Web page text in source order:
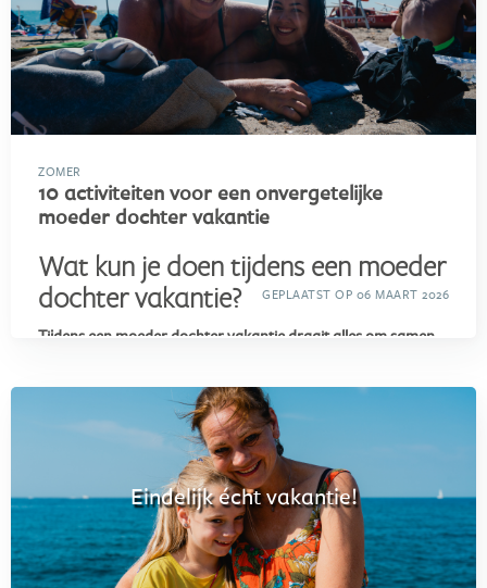
ZOMER
10 activiteiten voor een onvergetelijke
moeder dochter vakantie
Wat kun je doen tijdens een moeder
dochter vakantie?
Tijdens een moeder dochter vakantie draait alles om samen
ontstaan herinneringen waar jullie nog jaren om lachen. En
als bonus: nieuwe vrienden voor je dochter, en ook voor jou!
Wat dacht je van blokarten op het strand, canyoning in de
bergen, snorkelen in helderblauw water of samen een gezellig
stadje ontdekken?
Maar wat is dat, een
eenoudervakantie?
GEPLAATST OP 06 MAART 2026
Eindelijk écht vakantie!